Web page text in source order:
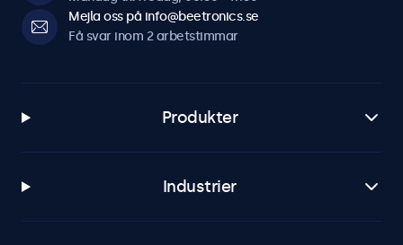
Mejla oss på info@beetronics.se
Få svar inom 2 arbetstimmar
Produkter
Industrier